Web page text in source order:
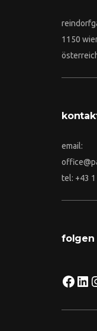
1150
email:
tel: +43
folgen